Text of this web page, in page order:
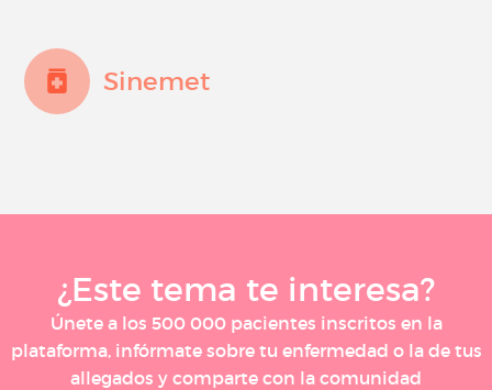
Sinemet
¿Este tema te interesa?
Únete a los 500 000 pacientes inscritos en la
plataforma, infórmate sobre tu enfermedad o la de tus
allegados y comparte con la comunidad